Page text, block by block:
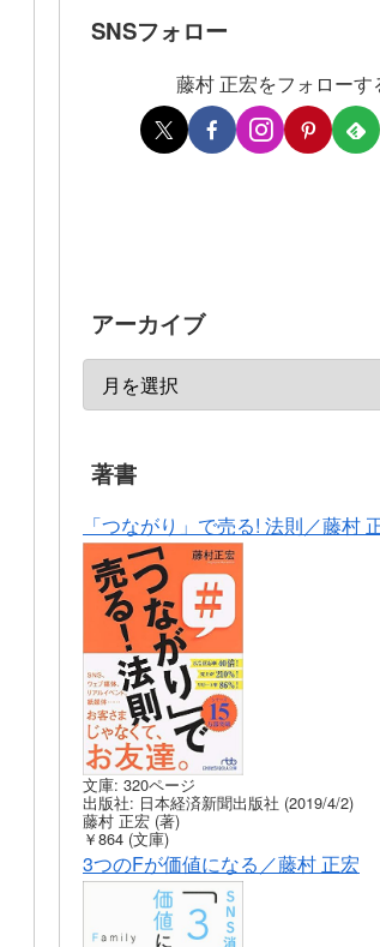
SNSフォロー
藤村 正宏をフォローす
アーカイブ
著書
「つながり」で売る! 法則／藤村
文庫: 320ページ
出版社: 日本経済新聞出版社 (2019/4/2)
藤村 正宏 (著)
￥864 (文庫)
3つのFが価値になる／藤村 正宏